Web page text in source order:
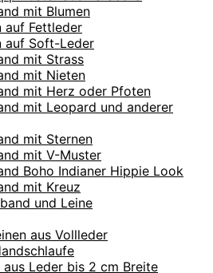
mit Blumen
auf Fettleder
auf Soft-Leder
mit Strass
mit Nieten
mit Herz oder Pfoten
mit Leopard und anderer
mit Sternen
mit V-Muster
Boho Indianer Hippie Look
mit Kreuz
und Leine
aus Vollleder
aus Leder bis 2 cm Breite